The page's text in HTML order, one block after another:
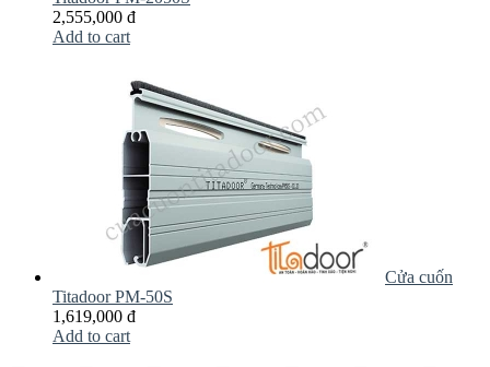
2,555,000 đ
Add to cart
Cửa cuốn
Titadoor PM-50S
1,619,000 đ
Add to cart